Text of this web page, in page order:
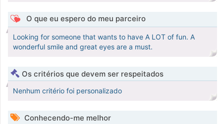
O que eu espero do meu parceiro
Looking for someone that wants to have A LOT of fun. A
wonderful smile and great eyes are a must.
Os critérios que devem ser respeitados
Nenhum critério foi personalizado
Conhecendo-me melhor